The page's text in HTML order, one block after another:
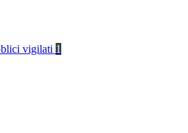
vigilati 1